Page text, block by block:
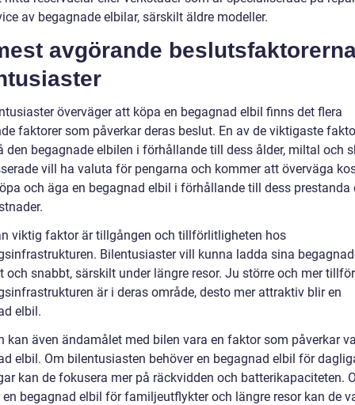
av begagnade elbilar, särskilt äldre modeller.
avgörande
överväger att köpa en begagnad elbil finns det flera
faktorer som påverkar deras beslut. En av de viktigaste
den begagnade elbilen i förhållande till dess ålder, miltal och
vill ha valuta för pengarna och kommer att överväga
och äga en begagnad elbil i förhållande till dess prestanda
viktig faktor är tillgången och tillförlitligheten hos
Bilentusiaster vill kunna ladda sina
och snabbt, särskilt under längre resor. Ju större och mer
är i deras område, desto mer attraktiv blir en
elbil.
kan även ändamålet med bilen vara en faktor som påverkar
elbil. Om bilentusiasten behöver en begagnad elbil för
kan de fokusera mer på räckvidden och batterikapaciteten.
en begagnad elbil för familjeutflykter och längre resor kan de